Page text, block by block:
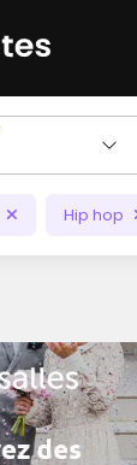
Hip hop